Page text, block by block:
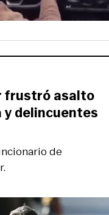
de
frustró asalto
y delincuentes